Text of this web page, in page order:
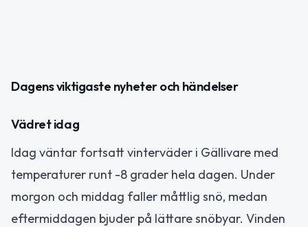
Dagens viktigaste nyheter och händelser
Vädret idag
Idag väntar fortsatt vinterväder i Gällivare med
temperaturer runt -8 grader hela dagen. Under
morgon och middag faller måttlig snö, medan
eftermiddagen bjuder på lättare snöbyar. Vinden